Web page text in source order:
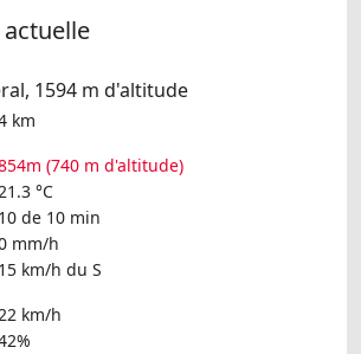
1594 m d'altitude
km
(740 m d'altitude)
°C
10 de 10 min
mm/h
15 km/h du S
km/h